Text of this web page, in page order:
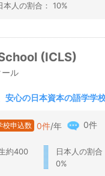
本人の割合： 10%
(ICLS)
ル
安心の日本資本の語学学
校申込数 0件/年 0件
約400
日本人の割合
0%